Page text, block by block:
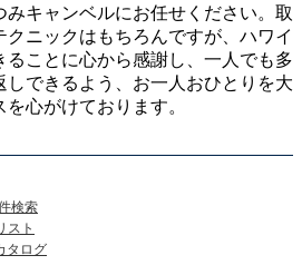
みキャンベルにお任せください。取
ニックはもちろんですが、ハワイ
ることに心から感謝し、一人でも多
しできるよう、お一人おひとりを大
心がけております。
検索
スト
タログ